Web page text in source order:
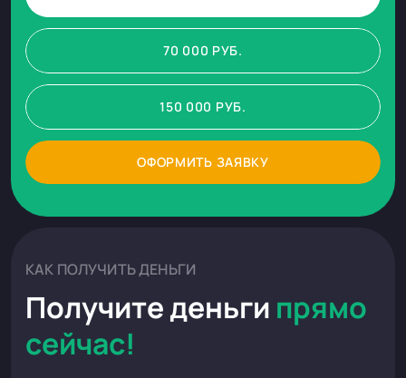
70 000 РУБ.
150 000 РУБ.
ОФОРМИТЬ ЗАЯВКУ
КАК ПОЛУЧИТЬ ДЕНЬГИ
Получите деньги прямо
сейчас!